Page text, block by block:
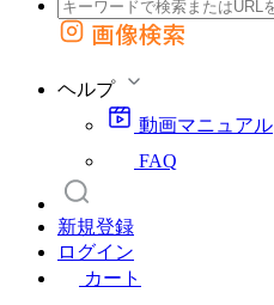
外部サイトの商品をカートに追加
画像検索
ヘルプ
動画マニュアル
FAQ
新規登録
ログイン
カート